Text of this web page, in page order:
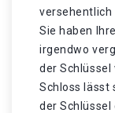
versehentlich
Sie haben
irgendwo
der Schlüssel
Schloss lässt
der Schlüssel